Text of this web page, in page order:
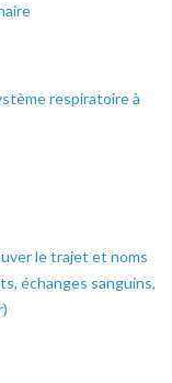
respiratoire à
le trajet et noms
échanges sanguins,